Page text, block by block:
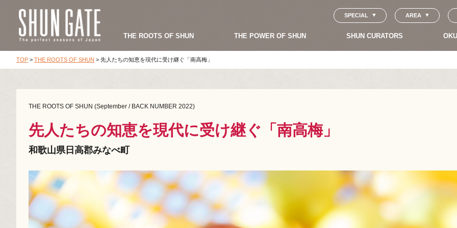
SPECIAL AREA
THE ROOTS OF SHUN THE POWER OF SHUN SHUN CURATORS
TOP > THE ROOTS OF SHUN > 先人たちの知恵を現代に受け継ぐ「南高梅」
THE ROOTS OF SHUN (September / BACK NUMBER 2022)
先人たちの知恵を現代に受け継ぐ「南高梅」
和歌山県日高郡みなべ町